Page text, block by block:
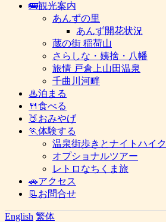
🚌観光案内
あんずの里
あんず開花状況
蔵の街 稲荷山
さらしな・姨捨・八幡
旅情 戸倉上山田温泉
千曲川河畔
♨泊まる
🍴食べる
🍑おみやげ
🏃体験する
温泉街歩きとナイトハイク
オプショナルツアー
レトロなちくま旅
🚗アクセス
📃お問合せ
English 繁体